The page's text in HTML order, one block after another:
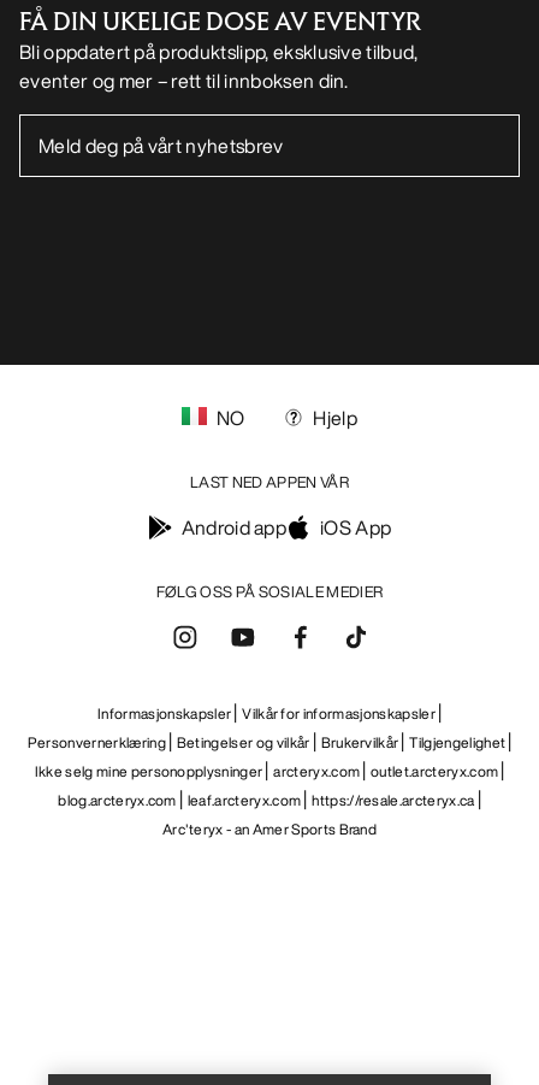
FÅ DIN UKELIGE DOSE AV EVENTYR
Bli oppdatert på produktslipp, eksklusive tilbud,
eventer og mer – rett til innboksen din.
FØLG OSS PÅ SOSIALE MEDIER
NO Hjelp
LAST NED APPEN VÅR
Android app iOS App
Informasjonskapsler Vilkår for informasjonskapsler
Personvernerklæring Betingelser og vilkår Brukervilkår Tilgjengelighet
Ikke selg mine personopplysninger arcteryx.com outlet.arcteryx.com
blog.arcteryx.com leaf.arcteryx.com https://resale.arcteryx.ca
Arc'teryx - an Amer Sports Brand